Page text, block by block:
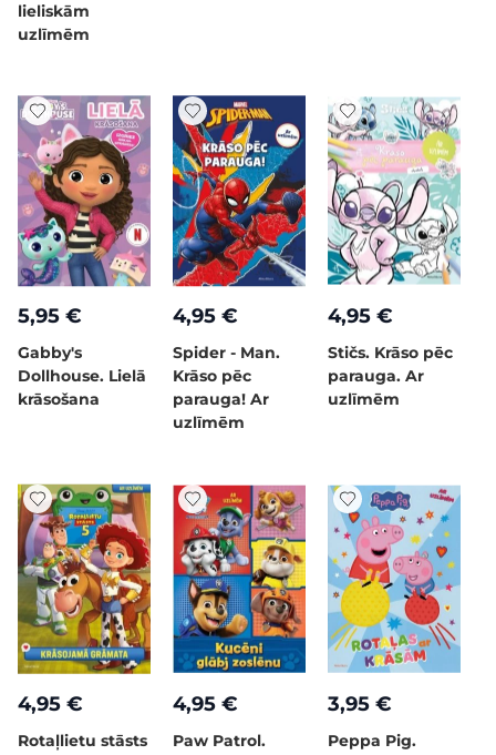
lieliskām
uzlīmēm
5,95 €
Gabby's
Dollhouse. Lielā
krāsošana
4,95 €
Spider - Man.
Krāso pēc
parauga! Ar
uzlīmēm
4,95 €
Stičs. Krāso pēc
parauga. Ar
uzlīmēm
4,95 €
Rotaļlietu stāsts
4,95 €
Paw Patrol.
3,95 €
Peppa Pig.